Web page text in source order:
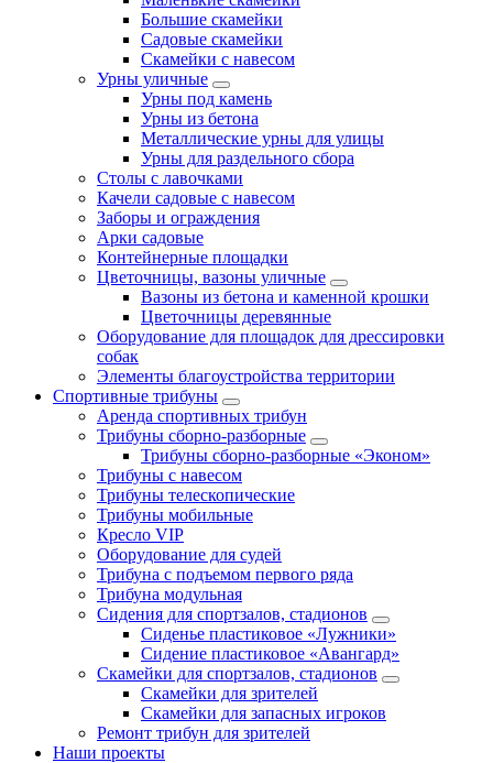
Большие скамейки
Садовые скамейки
Скамейки с навесом
Урны уличные
Урны под камень
Урны из бетона
Металлические урны для улицы
Урны для раздельного сбора
Столы с лавочками
Качели садовые с навесом
Заборы и ограждения
Арки садовые
Контейнерные площадки
Цветочницы, вазоны уличные
Вазоны из бетона и каменной крошки
Цветочницы деревянные
Оборудование для площадок для дрессировки
собак
Элементы благоустройства территории
Спортивные трибуны
Аренда спортивных трибун
Трибуны сборно-разборные
Трибуны сборно-разборные «Эконом»
Трибуны с навесом
Трибуны телескопические
Трибуны мобильные
Кресло VIP
Оборудование для судей
Трибуна с подъемом первого ряда
Трибуна модульная
Сидения для спортзалов, стадионов
Сиденье пластиковое «Лужники»
Сидение пластиковое «Авангард»
Скамейки для спортзалов, стадионов
Скамейки для зрителей
Скамейки для запасных игроков
Ремонт трибун для зрителей
Наши проекты